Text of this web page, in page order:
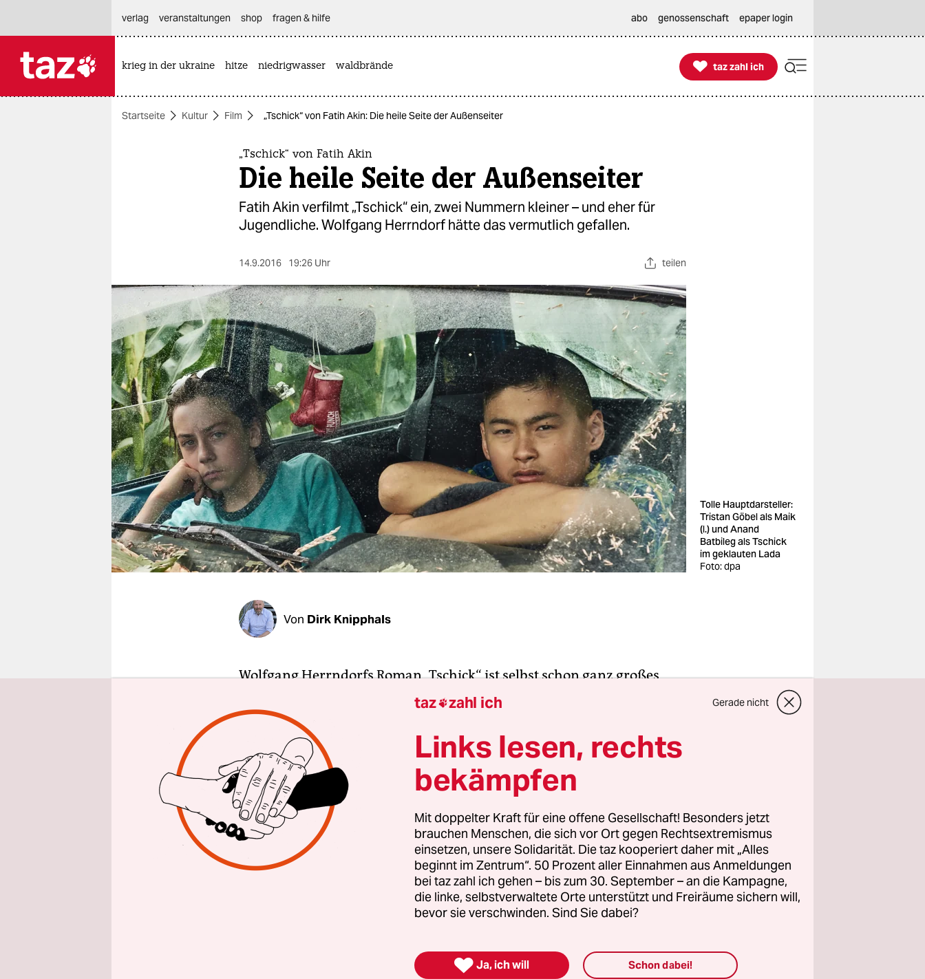
themen
berlin
nord
wahrheit
verlag
verlag
veranstaltungen
shop
fragen & hilfe
unterstützen
abo
verlag
veranstaltungen shop fragen & hilfe abo genossenschaft epaper login
krieg in der ukraine hitze niedrigwasser waldbrände 
taz zahl ich
taz zahl ich
Startseite Kultur Film „Tschick“ von Fatih Akin: Die heile Seite der Außenseiter
„Tschick“ von Fatih Akin
Die heile Seite der Außenseiter
Fatih Akin verfilmt „Tschick“ ein, zwei Nummern kleiner – und eher für
Jugendliche. Wolfgang Herrndorf hätte das vermutlich gefallen.
14.9.2016 19:26 Uhr teilen
Tolle Hauptdarsteller:
Tristan Göbel als Maik
(l.) und Anand
Batbileg als Tschick
im geklauten Lada
Foto: dpa
Von Dirk Knipphals
Wolfgang Herrndorfs Roman „Tschick“ ist selbst schon ganz großes
Kino – das hinzuschreiben juckt einen geradezu in den Fingern. Aber
so ist es in Wirklichkeit ja eben gerade gar nicht, auch wenn einem viele
Szenen des Buches schon sehr filmisch vorgekommen sind und man
während des Lesens alles im Kopf genau gesehen hat: die
Landschaften, die Jungs, den Lada, die Sterne, die Landstraßen, Isa,
alles.
Das Buch ist dennoch eben gerade kein großes Kino, weil der
Schriftsteller Wolfgang Herrndorf in „Tschick“ ganz bewusst
keineswegs den ganz großen Roman vorgelegt hat, sondern die
Geschichte ein oder auch zwei Nummern kleiner erzählt hat, das aber
mit aller Sorgfalt und mit viel handwerklichem Können beseelt. Und
taz zahl ich Gerade nicht
Links lesen, rechts
bekämpfen
Mit doppelter Kraft für eine offene Gesellschaft! Besonders jetzt
brauchen Menschen, die sich vor Ort gegen Rechtsextremismus
einsetzen, unsere Solidarität. Die taz kooperiert daher mit „Alles
beginnt im Zentrum“. 50 Prozent aller Einnahmen aus Anmeldungen
bei taz zahl ich gehen – bis zum 30. September – an die Kampagne,
die linke, selbstverwaltete Orte unterstützt und Freiräume sichern will,
bevor sie verschwinden. Sind Sie dabei?
 Ja, ich will Schon dabei!